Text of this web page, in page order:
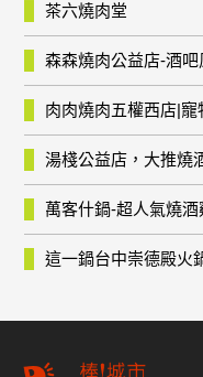
茶六燒肉堂
森森燒肉公益店-酒
肉肉燒肉五權西店|
湯棧公益店，大推燒
萬客什鍋-超人氣燒
這一鍋台中崇德殿火